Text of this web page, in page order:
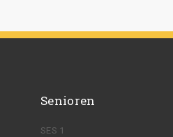
Senioren
SES 1